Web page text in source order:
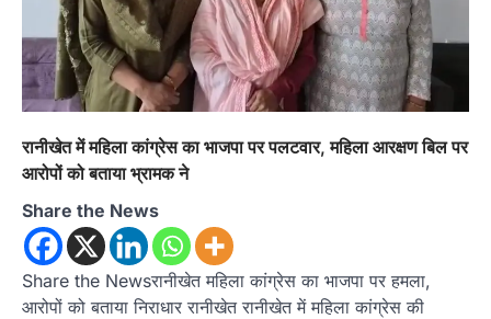
रानीखेत में महिला कांग्रेस का भाजपा पर पलटवार, महिला आरक्षण बिल पर
आरोपों को बताया भ्रामक ने
Share the News
Share the Newsरानीखेत महिला कांग्रेस का भाजपा पर हमला,
आरोपों को बताया निराधार रानीखेत रानीखेत में महिला कांग्रेस की